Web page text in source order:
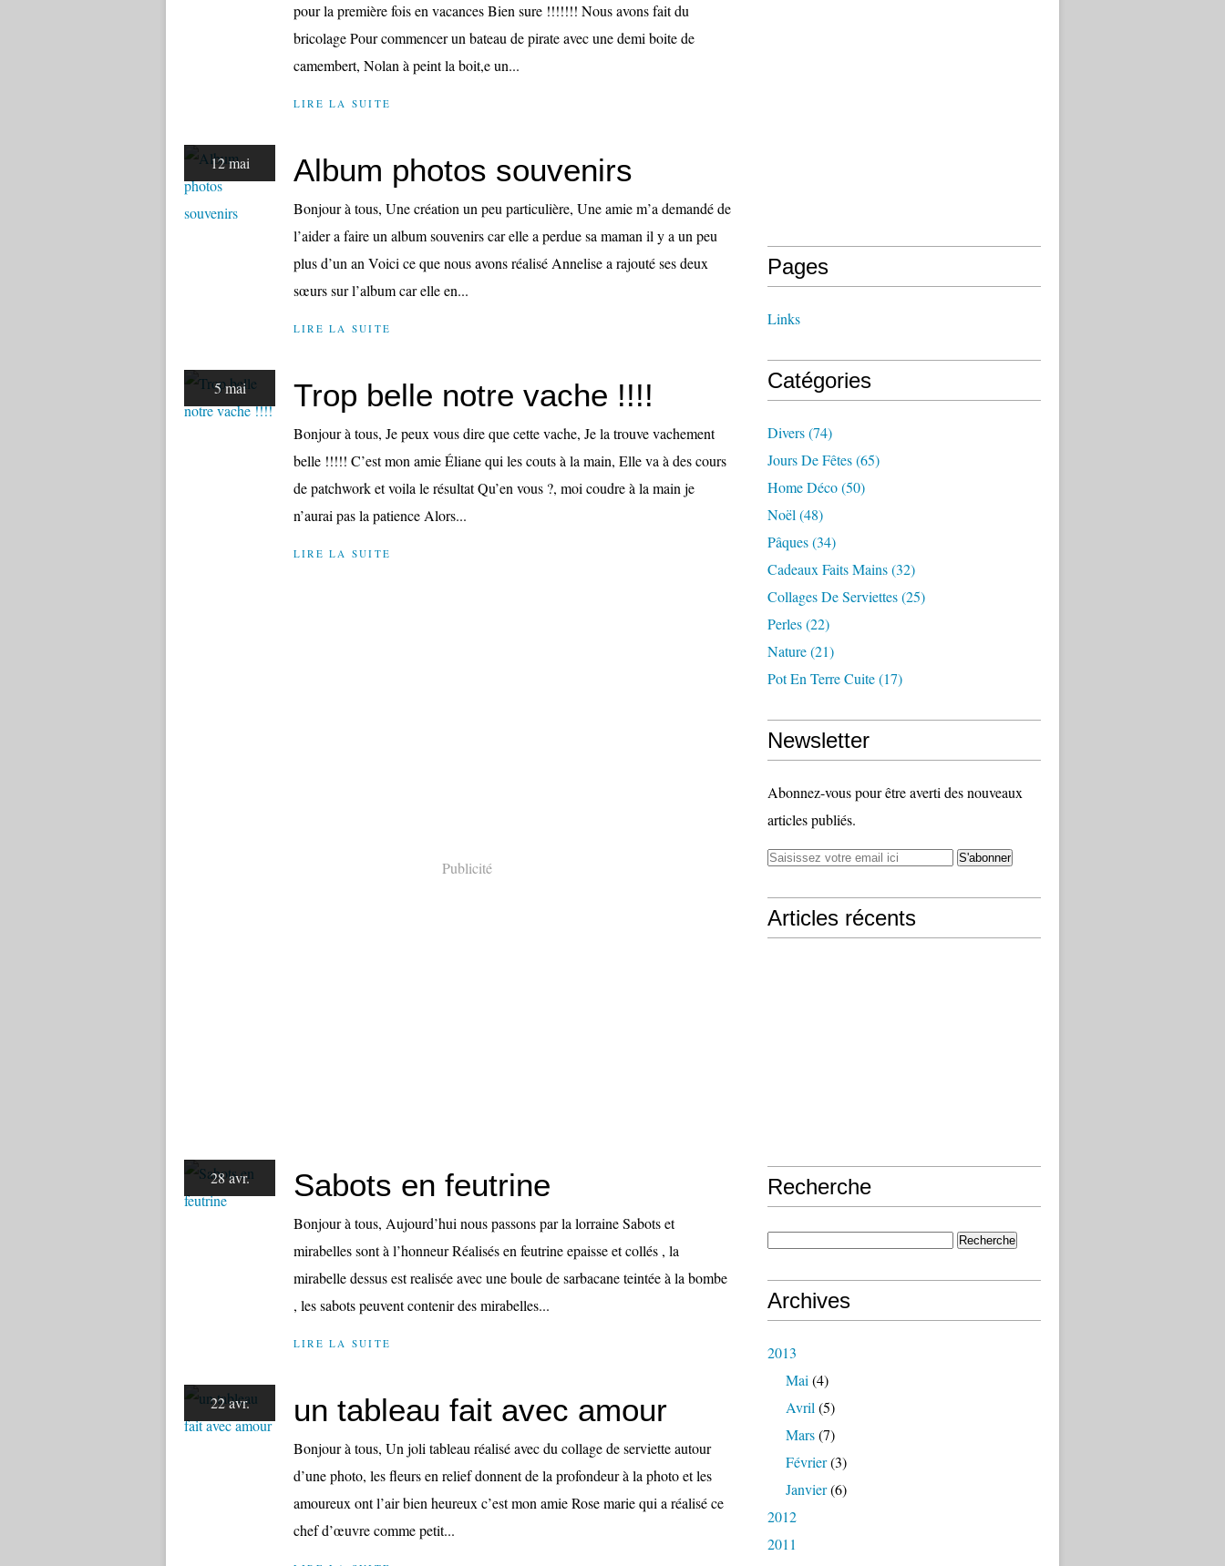
pour la première fois en vacances Bien sure !!!!!!! Nous avons fait du
bricolage Pour commencer un bateau de pirate avec une demi boite de
camembert, Nolan à peint la boit,e un...
LIRE LA SUITE
12 mai Album photos souvenirs
Bonjour à tous, Une création un peu particulière, Une amie m’a demandé de
l’aider a faire un album souvenirs car elle a perdue sa maman il y a un peu
plus d’un an Voici ce que nous avons réalisé Annelise a rajouté ses deux
sœurs sur l’album car elle en...
LIRE LA SUITE
5 mai Trop belle notre vache !!!!
Bonjour à tous, Je peux vous dire que cette vache, Je la trouve vachement
belle !!!!! C’est mon amie Éliane qui les couts à la main, Elle va à des cours
de patchwork et voila le résultat Qu’en vous ?, moi coudre à la main je
n’aurai pas la patience Alors...
LIRE LA SUITE
Publicité
28 avr. Sabots en feutrine
Bonjour à tous, Aujourd’hui nous passons par la lorraine Sabots et
mirabelles sont à l’honneur Réalisés en feutrine epaisse et collés , la
mirabelle dessus est realisée avec une boule de sarbacane teintée à la bombe
, les sabots peuvent contenir des mirabelles...
LIRE LA SUITE
22 avr. un tableau fait avec amour
Bonjour à tous, Un joli tableau réalisé avec du collage de serviette autour
d’une photo, les fleurs en relief donnent de la profondeur à la photo et les
amoureux ont l’air bien heureux c’est mon amie Rose marie qui a réalisé ce
chef d’œuvre comme petit...
Pages
Links
Catégories
Divers(74)
Jours De Fêtes(65)
Home Déco(50)
Noël (48)
Pâques(34)
Cadeaux Faits Mains(32)
Collages De Serviettes(25)
Perles(22)
Nature(21)
Pot En Terre Cuite(17)
Newsletter
Abonnez-vous pour être averti des nouveaux
articles publiés.
Articles récents
Recherche
Archives
2013
Mai (4)
Avril (5)
Mars(7)
Février(3)
Janvier(6)
2012
2011